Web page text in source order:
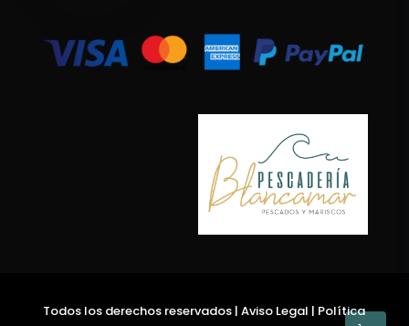
Todos los derechos reservados |Aviso Legal | Política